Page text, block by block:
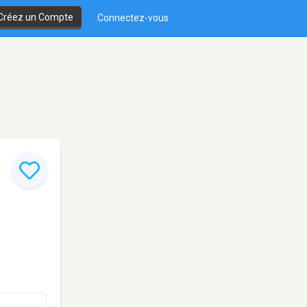
un Compte Connectez-vous